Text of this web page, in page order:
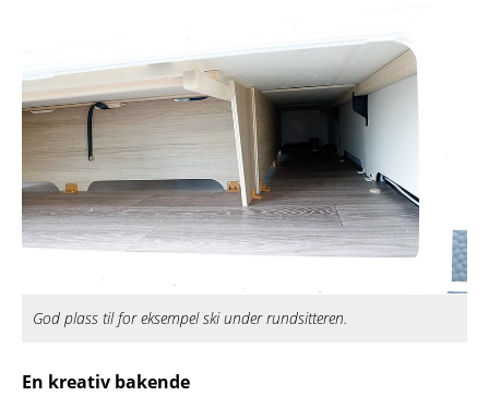
God plass til for eksempel ski under rundsitteren.
En kreativ bakende